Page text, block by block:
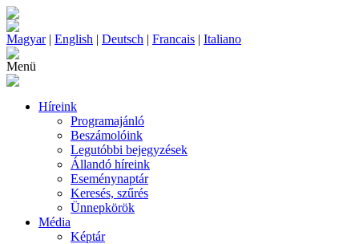
Magyar| English | Deutsch | Francais | Italiano
Menü
Híreink
Programajánló
Beszámolóink
Legutóbbi bejegyzések
Állandó híreink
Eseménynaptár
Keresés, szűrés
Ünnepkörök
Média
Képtár